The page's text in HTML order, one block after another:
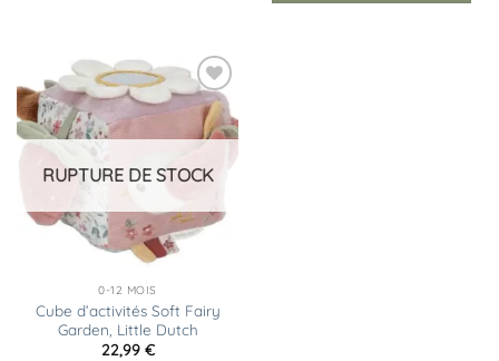
Ajouter
à la
liste
RUPTURE DE STOCK
0-12 MOIS
Cube d’activités Soft Fairy
Garden, Little Dutch
22,99 €